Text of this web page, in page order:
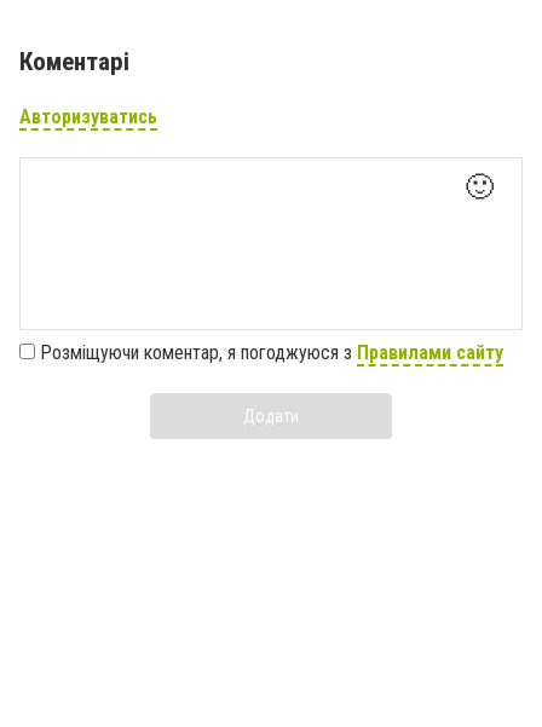
Коментарі
Авторизуватись
🙂
Розміщуючи коментар, я погоджуюся з Правилами сайту
Додати